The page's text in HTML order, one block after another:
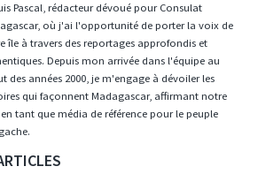
Pascal, rédacteur dévoué pour Consulat
où j'ai l'opportunité de porter la voix de
île à travers des reportages approfondis et
Depuis mon arrivée dans l'équipe au
des années 2000, je m'engage à dévoiler les
qui façonnent Madagascar, affirmant notre
tant que média de référence pour le peuple